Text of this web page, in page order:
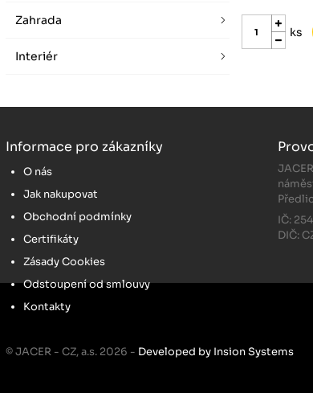
ks
Zahrada
Interiér
Informace pro zákazníky
O nás
Jak nakupovat
Obchodní podmínky
Certifikáty
Zásady Cookies
Odstoupení od smlouvy
Kontakty
IČ:
DIČ:
© JACER - CZ, a.s. 2026 - Developed by Insion Systems